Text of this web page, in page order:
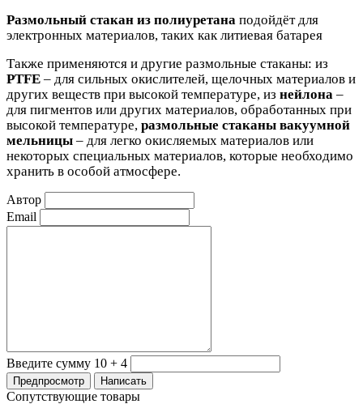
Размольный стакан из полиуретана подойдёт для
электронных материалов, таких как литиевая батарея
Также применяются и другие размольные стаканы: из
PTFE – для сильных окислителей, щелочных материалов и
других веществ при высокой температуре, из нейлона –
для пигментов или других материалов, обработанных при
высокой температуре, размольные стаканы вакуумной
мельницы – для легко окисляемых материалов или
некоторых специальных материалов, которые необходимо
хранить в особой атмосфере.
Автор
Email
Введите сумму 10 + 4
Сопутствующие товары